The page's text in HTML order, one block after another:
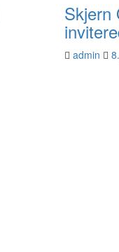
Skjern
admin